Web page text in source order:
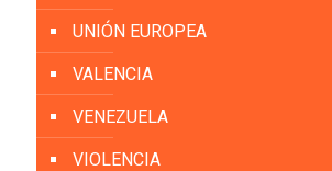
UNIÓN EUROPEA
VALENCIA
VENEZUELA
VIOLENCIA